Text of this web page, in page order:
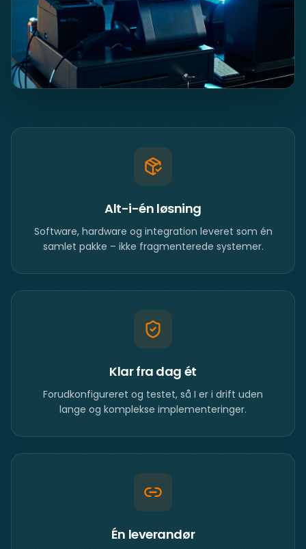
Alt-i-én løsning
Software, hardware og integration leveret som én
samlet pakke – ikke fragmenterede systemer.
Klar fra dag ét
Forudkonfigureret og testet, så I er i drift uden
lange og komplekse implementeringer.
Én leverandør